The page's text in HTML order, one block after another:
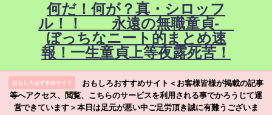
何だ！何が？真・シロッフ
ル！！ 永遠の無職童貞-
ぼっちなニート的まとめ速
報！一生童貞上等夜露死苦！
おもしろおすすめサイト
おもしろおすすめサイト＜お客様皆様が掲載の記事
等へアクセス、閲覧、こちらのサービスを利用される事でかろうじて運
営できています＞本日は足元が悪い中ご足労頂き誠に有難うございま